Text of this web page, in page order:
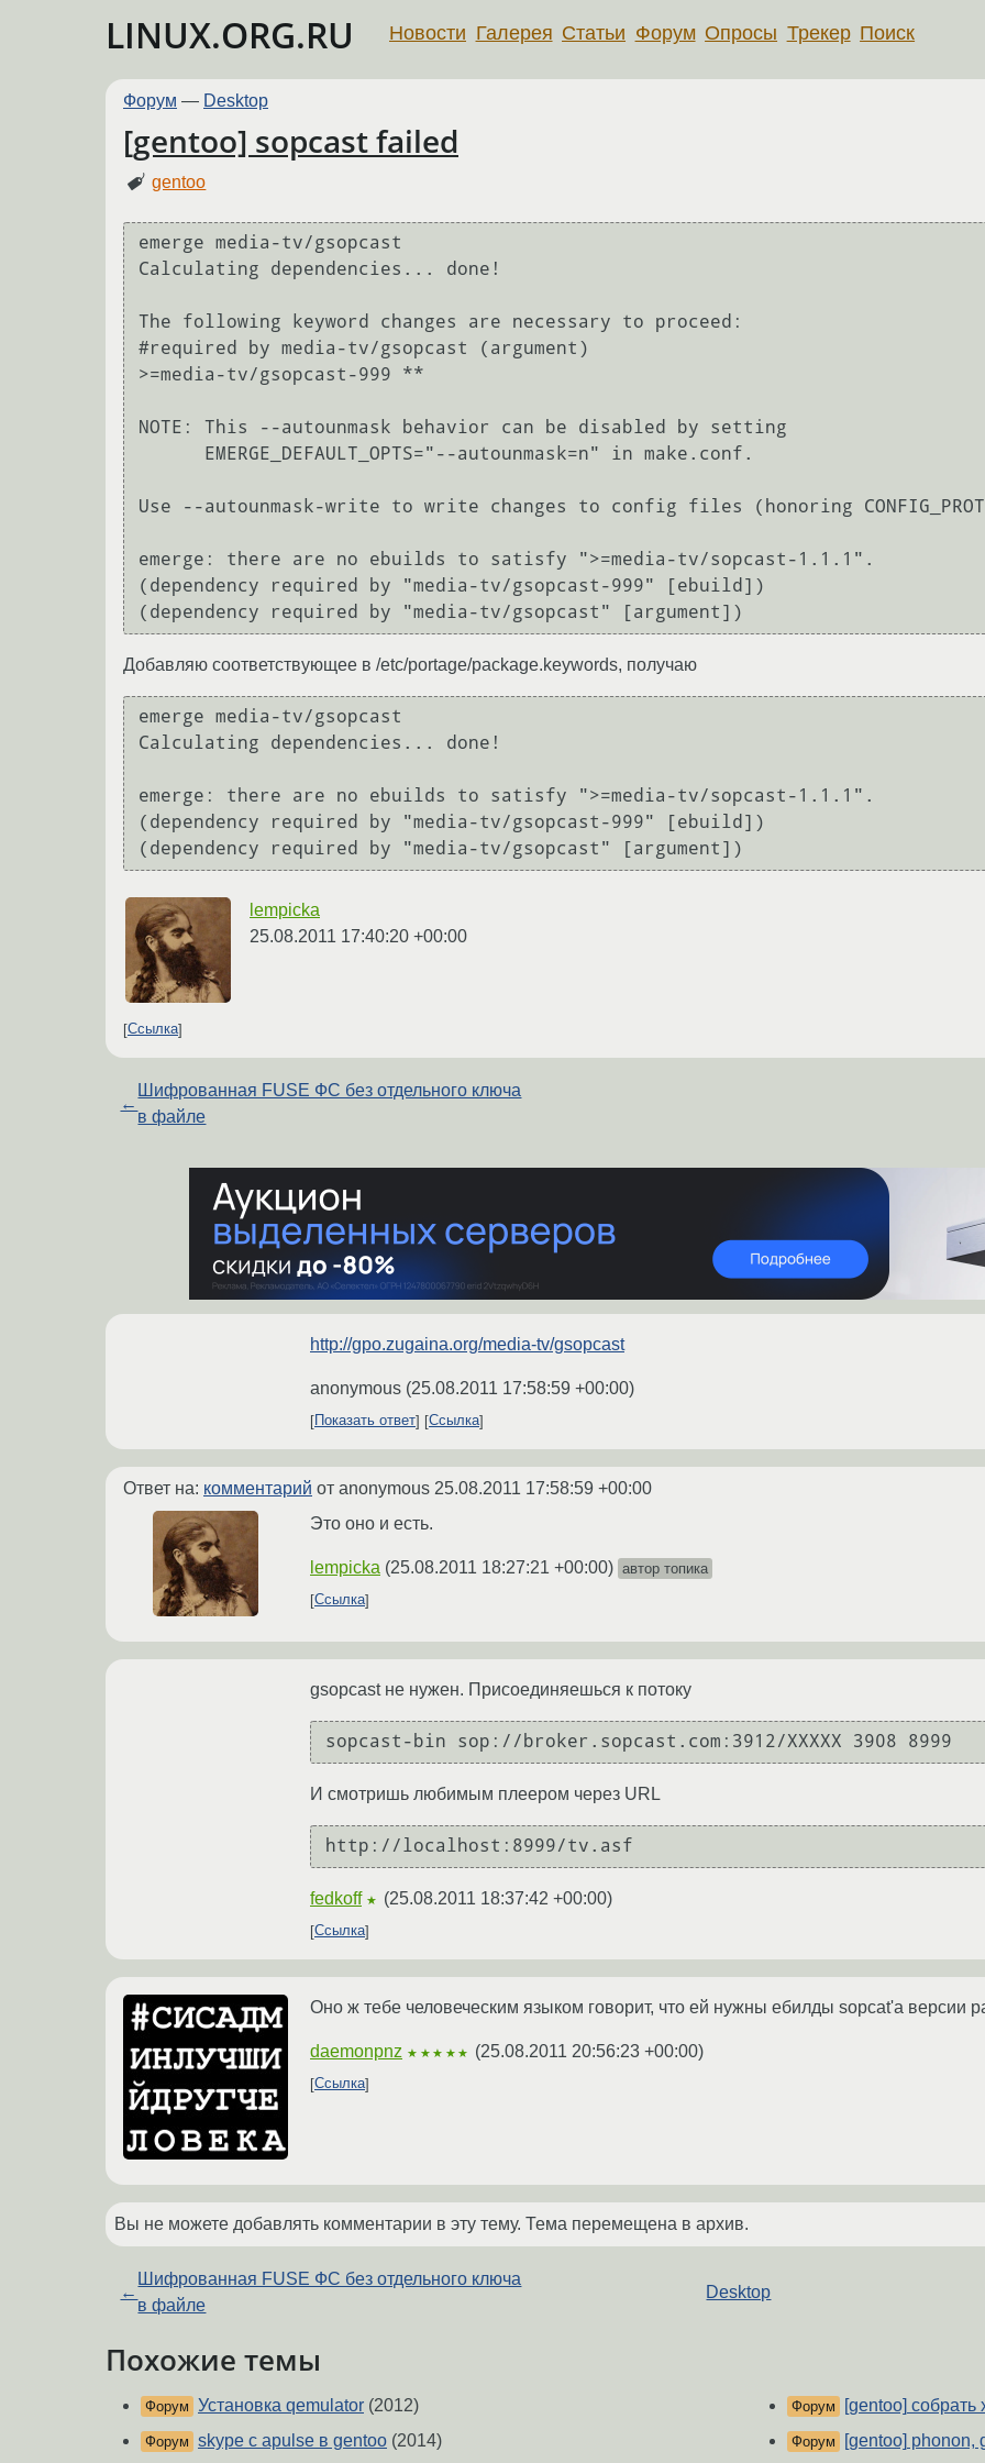
LINUX.ORG.RU Новости Галерея Статьи Форум Опросы Трекер Поиск
Форум — Desktop
[gentoo] sopcast failed
gentoo
emerge media-tv/gsopcast
Calculating dependencies... done!
The following keyword changes are necessary to proceed:
#required by media-tv/gsopcast (argument)
>=media-tv/gsopcast-999 **
NOTE: This --autounmask behavior can be disabled by setting
Use --autounmask-write to write changes to config files (honoring
emerge: there are no ebuilds to satisfy ">=media-tv/sopcast-1.1.1".
(dependency required by "media-tv/gsopcast-999" [ebuild])
Добавляю соответствующее в /etc/portage/package.keywords, получаю
emerge media-tv/gsopcast
Calculating dependencies... done!
emerge: there are no ebuilds to satisfy ">=media-tv/sopcast-1.1.1".
(dependency required by "media-tv/gsopcast-999" [ebuild])
lempicka
25.08.2011 17:40:20 +00:00
Ссылка
←
Шифрованная FUSE ФС без отдельного ключа
в файле
http://gpo.zugaina.org/media-tv/gsopcast
anonymous (25.08.2011 17:58:59 +00:00)
Показать ответ Ссылка
Ответ на: комментарий от anonymous 25.08.2011 17:58:59 +00:00
Это оно и есть.
lempicka (25.08.2011 18:27:21 +00:00) автор топика
Ссылка
gsopcast не нужен. Присоединяешься к потоку
sopcast-bin sop://broker.sopcast.com:3912/XXXXX 3908 8999
И смотришь любимым плеером через URL
http://localhost:8999/tv.asf
fedkoff ★ (25.08.2011 18:37:42 +00:00)
Ссылка
Оно ж тебе человеческим языком говорит, что ей нужны ебилды sopcat'а версии
daemonpnz ★★★★★ (25.08.2011 20:56:23 +00:00)
Ссылка
Вы не можете добавлять комментарии в эту тему. Тема перемещена в архив.
←
Шифрованная FUSE ФС без отдельного ключа
в файле
Desktop
Похожие темы
Форум Установка qemulator (2012)
Форум skype с apulse в gentoo (2014)
Форум [gentoo]
Форум [gentoo] phonon,